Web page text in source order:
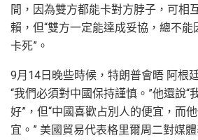
間，因為雙方都能卡對方脖子，可相
賴，但“雙方一定能達成妥協，總不
卡死”。
9月14日晚些時候，特朗普會晤 阿根
“我們必須對中國保持謹慎。”他還說“
好”，但“中國喜歡占別人的便宜，而
宜。” 美國貿易代表格里爾周二對媒